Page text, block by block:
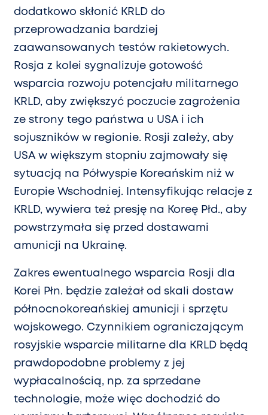
dodatkowo skłonić KRLD do
przeprowadzania bardziej
zaawansowanych testów rakietowych.
Rosja z kolei sygnalizuje gotowość
wsparcia rozwoju potencjału militarnego
KRLD, aby zwiększyć poczucie zagrożenia
ze strony tego państwa u USA i ich
sojuszników w regionie. Rosji zależy, aby
USA w większym stopniu zajmowały się
sytuacją na Półwyspie Koreańskim niż w
Europie Wschodniej. Intensyfikując relacje z
KRLD, wywiera też presję na Koreę Płd., aby
powstrzymała się przed dostawami
amunicji na Ukrainę.
Zakres ewentualnego wsparcia Rosji dla
Korei Płn. będzie zależał od skali dostaw
północnokoreańskiej amunicji i sprzętu
wojskowego. Czynnikiem ograniczającym
rosyjskie wsparcie militarne dla KRLD będą
prawdopodobne problemy z jej
wypłacalnością, np. za sprzedane
technologie, może więc dochodzić do